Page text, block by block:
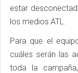
estar
los medios ATL.
Para que el
cuáles serán las
toda la